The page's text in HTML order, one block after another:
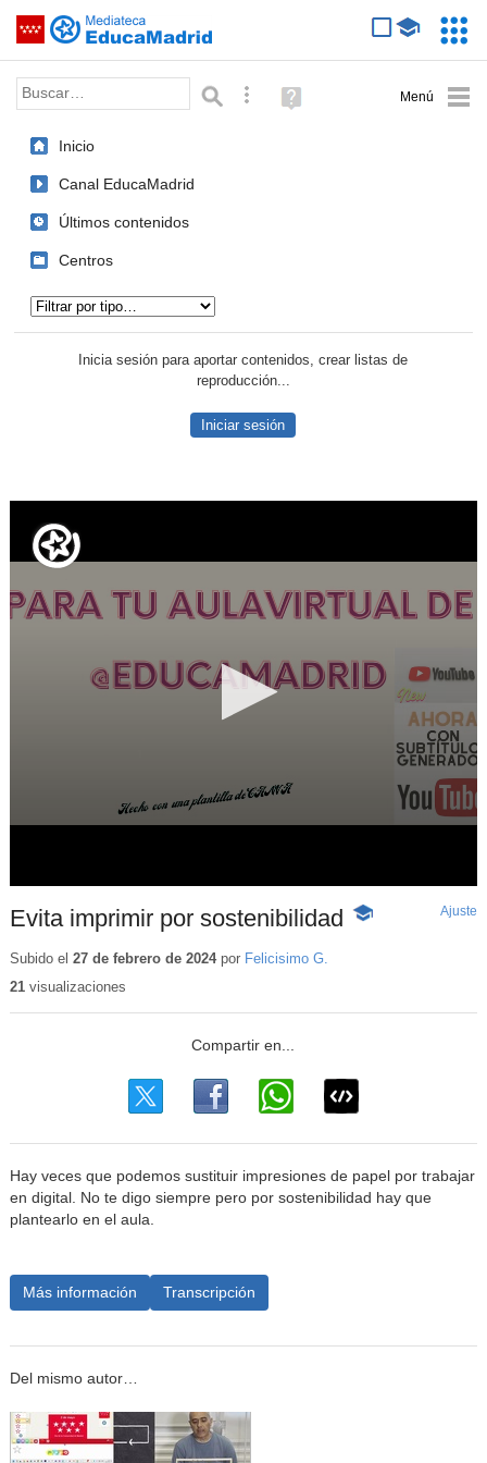
Saltar navegación
Palabra o frase: Búsqueda avanzada
Ayuda
(en
Inicio
Canal EducaMadrid
Últimos contenidos
Centros
Inicia sesión para aportar contenidos, crear listas de
reproducción...
Iniciar sesión
Evita imprimir por sostenibilidad
-
Ajuste
Subido el 27 de febrero de 2024por Felicisimo G.
21visualizaciones
Hay veces que podemos sustituir impresiones de papel por trabajar
en digital. No te digo siempre pero por sostenibilidad hay que
plantearlo en el aula.
Más información Transcripción
Del mismo autor…